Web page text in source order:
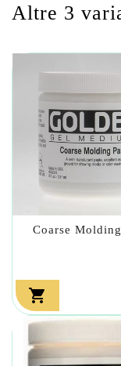
Altre 3
Coarse Molding
